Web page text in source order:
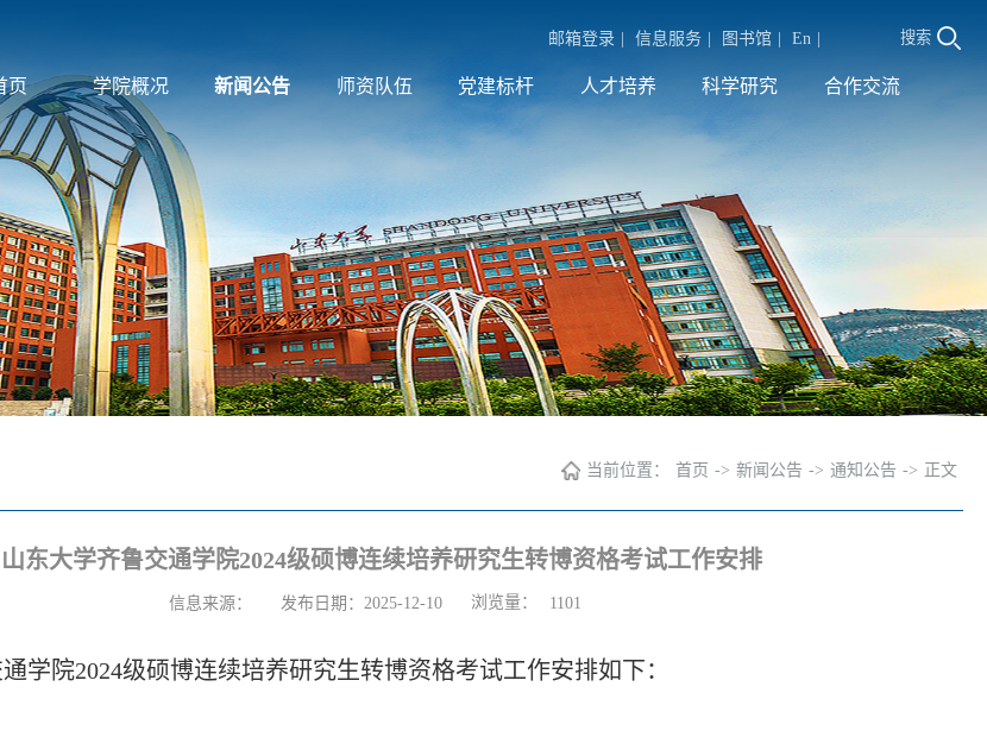
邮箱登录 信息服务 图书馆 En 搜索
页 学院概况 新闻公告 师资队伍 党建标杆 人才培养 科学研究 合作交流
当前位置： 首页 -> 新闻公告 -> 通知公告 -> 正文
山东大学齐鲁交通学院2024级硕博连续培养研究生转博资格考试工作安排
信息来源： 发布日期：2025-12-10 浏览量： 1101
学院2024级硕博连续培养研究生转博资格考试工作安排如下：